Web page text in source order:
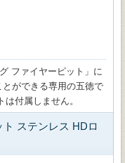
ファイヤーピット」に
ができる専用の五徳で
付属しません。
ステンレス HDロ